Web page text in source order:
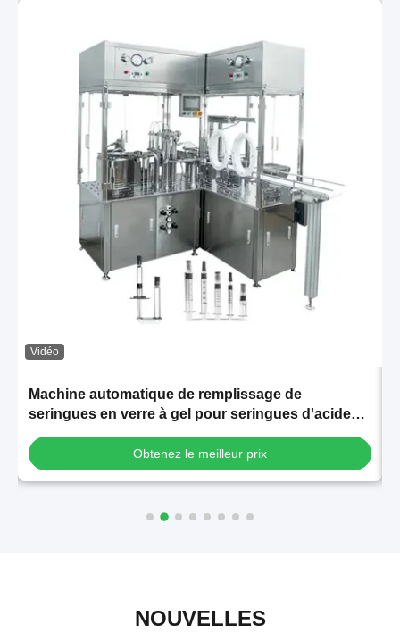
Vidéo
Machine automatique de remplissage de
seringues en verre à gel pour seringues d'acide
hyaluronique
Obtenez le meilleur prix
NOUVELLES